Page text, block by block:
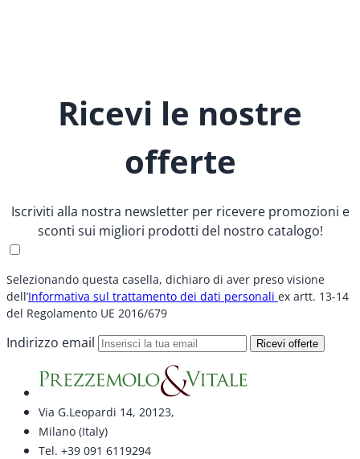
Ricevi le nostre
offerte
Iscriviti alla nostra newsletter per ricevere promozioni e
sconti sui migliori prodotti del nostro catalogo!
Selezionando questa casella, dichiaro di aver preso visione
dell’Informativa sul trattamento dei dati personali ex artt. 13-14
del Regolamento UE 2016/679
Indirizzo email Ricevi offerte
Via G.Leopardi 14, 20123,
Milano (Italy)
Tel. +39 091 6119294